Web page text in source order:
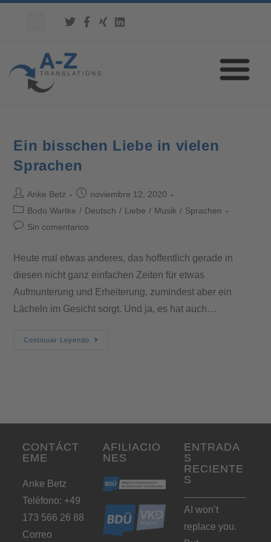
Ein bisschen Liebe in vielen
Sprachen
Anke Betz
noviembre 12, 2020
Bodo Wartke / Deutsch / Liebe / Musik / Sprachen
Sin comentarios
Heute mal etwas anderes, das hoffentlich gerade in
diesen nicht ganz einfachen Zeiten für etwas
Aufmunterung und Erheiterung, zumindest aber ein
Lächeln im Gesicht sorgt. Und ja, es hat auch…
Continuar Leyendo
CONTÁCT
EME
Anke Betz
Teléfono: +49
173 566 26 88
Correo
AFILIACIO
NES
ENTRADA
S
RECIENTE
S
AI won’t
replace you.